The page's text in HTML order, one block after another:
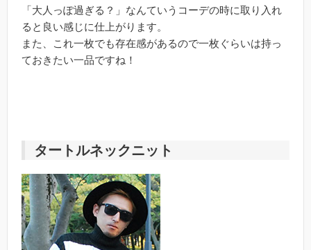
「大人っぽ過ぎる？」なんていうコーデの時に取り入れ
ると良い感じに仕上がります。
また、これ一枚でも存在感があるので一枚ぐらいは持っ
ておきたい一品ですね！
タートルネックニット